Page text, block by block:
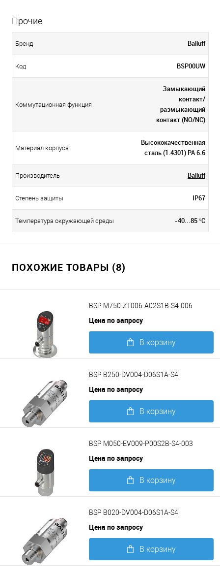
Прочие
Бренд Balluff
Код BSP00UW
Коммутационная функция
Замыкающий
контакт/
размыкающий
контакт (NO/NC)
Материал корпуса
Высококачественная
сталь (1.4301) PA 6.6
Производитель Balluff
Степень защиты IP67
Температура окружающей среды -40...85 °C
ПОХОЖИЕ ТОВАРЫ (8)
BSP M750-ZT006-A02S1B-S4-006
Цена по запросу
В корзину
BSP B250-DV004-D06S1A-S4
Цена по запросу
В корзину
BSP M050-EV009-P00S2B-S4-003
Цена по запросу
В корзину
BSP B020-DV004-D06S1A-S4
Цена по запросу
В корзину